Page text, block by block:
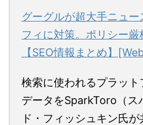
グーグルが超大手ニュ
フィに対策。ポリシー
【SEO情報まとめ】
検索に使われるプラッ
データをSparkToro（ス
ド・フィッシュキン氏が